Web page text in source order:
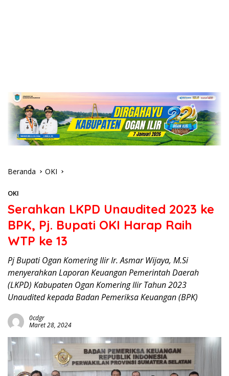
Beranda OKI
OKI
Serahkan LKPD Unaudited 2023 ke
BPK, Pj. Bupati OKI Harap Raih
WTP ke 13
Pj Bupati Ogan Komering Ilir Ir. Asmar Wijaya, M.Si
menyerahkan Laporan Keuangan Pemerintah Daerah
(LKPD) Kabupaten Ogan Komering Ilir Tahun 2023
Unaudited kepada Badan Pemeriksa Keuangan (BPK)
0cdgr
Maret 28, 2024